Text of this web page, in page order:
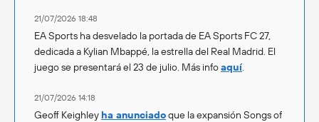
21/07/2026 18:48
EA Sports ha desvelado la portada de EA Sports FC 27,
dedicada a Kylian Mbappé, la estrella del Real Madrid. El
juego se presentará el 23 de julio. Más infoaquí.
21/07/2026 14:18
Geoff Keighley ha anunciadoque la expansión Songs of